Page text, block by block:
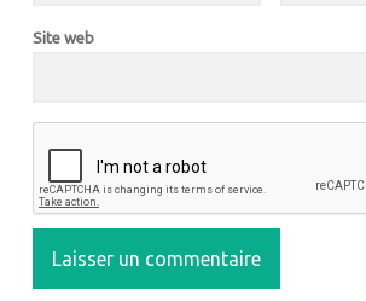
Site web